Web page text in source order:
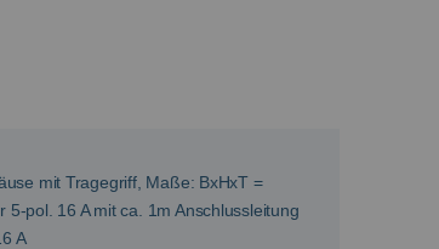
mit Tragegriff, Maße: BxHxT =
pol. 16 A mit ca. 1m Anschlussleitung
A